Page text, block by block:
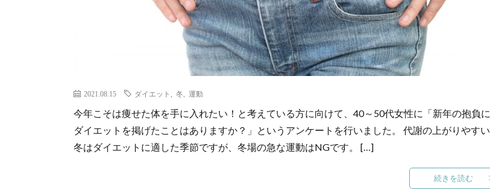
2021.08.15 ダイエット 冬 運動
今年こそは痩せた体を手に入れたい！と考えている方に向けて、40～50代女性に「新年の抱負に
ダイエットを掲げたことはありますか？」というアンケートを行いました。 代謝の上がりやすい
冬はダイエットに適した季節ですが、冬場の急な運動はNGです。 […]
続きを読む